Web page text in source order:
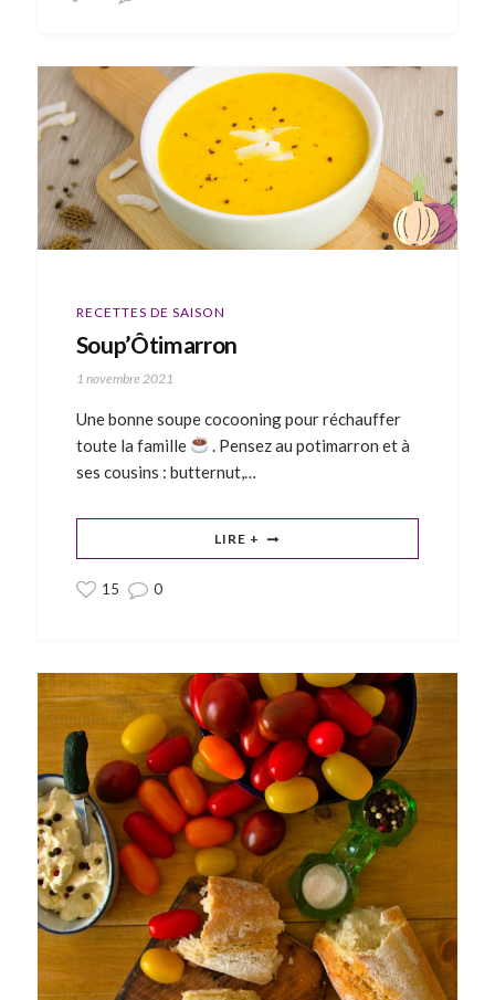
RECETTES DE SAISON
Soup’Ôtimarron
1 novembre 2021
Une bonne soupe cocooning pour réchauffer
toute la famille
. Pensez au potimarron et à
ses cousins : butternut,…
LIRE +
15 0